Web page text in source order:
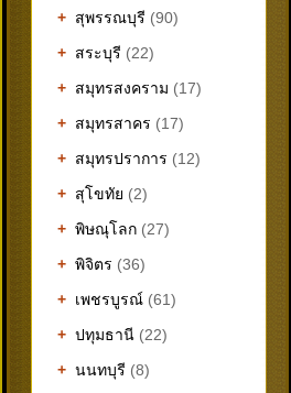
+ สุพรรณบุรี (90)
+ สระบุรี (22)
+ สมุทรสงคราม (17)
+ สมุทรสาคร (17)
+ สมุทรปราการ (12)
+ สุโขทัย (2)
+ พิษณุโลก (27)
+ พิจิตร (36)
+ เพชรบูรณ์ (61)
+ ปทุมธานี (22)
+ นนทบุรี (8)